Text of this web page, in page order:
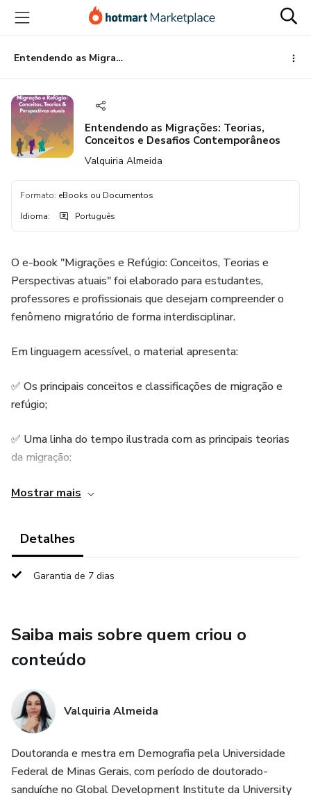
para
conteúdo
principal
para
pagamento
para
rodapé
Entendendo as Migrações: Teorias, Conceitos e Desafios Contemporâneos
Entendendo as Migrações: Teorias,
Conceitos e Desafios Contemporâneos
Valquiria Almeida
Formato: eBooks ou Documentos
Idioma: Português
O e-book "Migrações e Refúgio: Conceitos, Teorias e
Perspectivas atuais" foi elaborado para estudantes,
professores e profissionais que desejam compreender o
fenômeno migratório de forma interdisciplinar.
Em linguagem acessível, o material apresenta:
✅ Os principais conceitos e classificações de migração e
refúgio;
✅ Uma linha do tempo ilustrada com as principais teorias
da migração;
✅ Uma síntese das abordagens geográficas, demográficas,
internacionais ao longo das décadas;
e dos contextos globais;
✅ Um mapa mental sobre as principais teorias de migração
e o contexto demográfico, econômico e político de cada
uma delas.
mental estruturado, ideal para quem busca uma visão geral
clara, organizada e fundamentada sobre o tema.
Mostrar mais
Detalhes
Garantia de 7 dias
Saiba mais sobre quem criou o
conteúdo
Valquiria Almeida
Doutoranda e mestra em Demografia pela Universidade
Federal de Minas Gerais, com período de doutorado-
sanduíche no Global Development Institute da University